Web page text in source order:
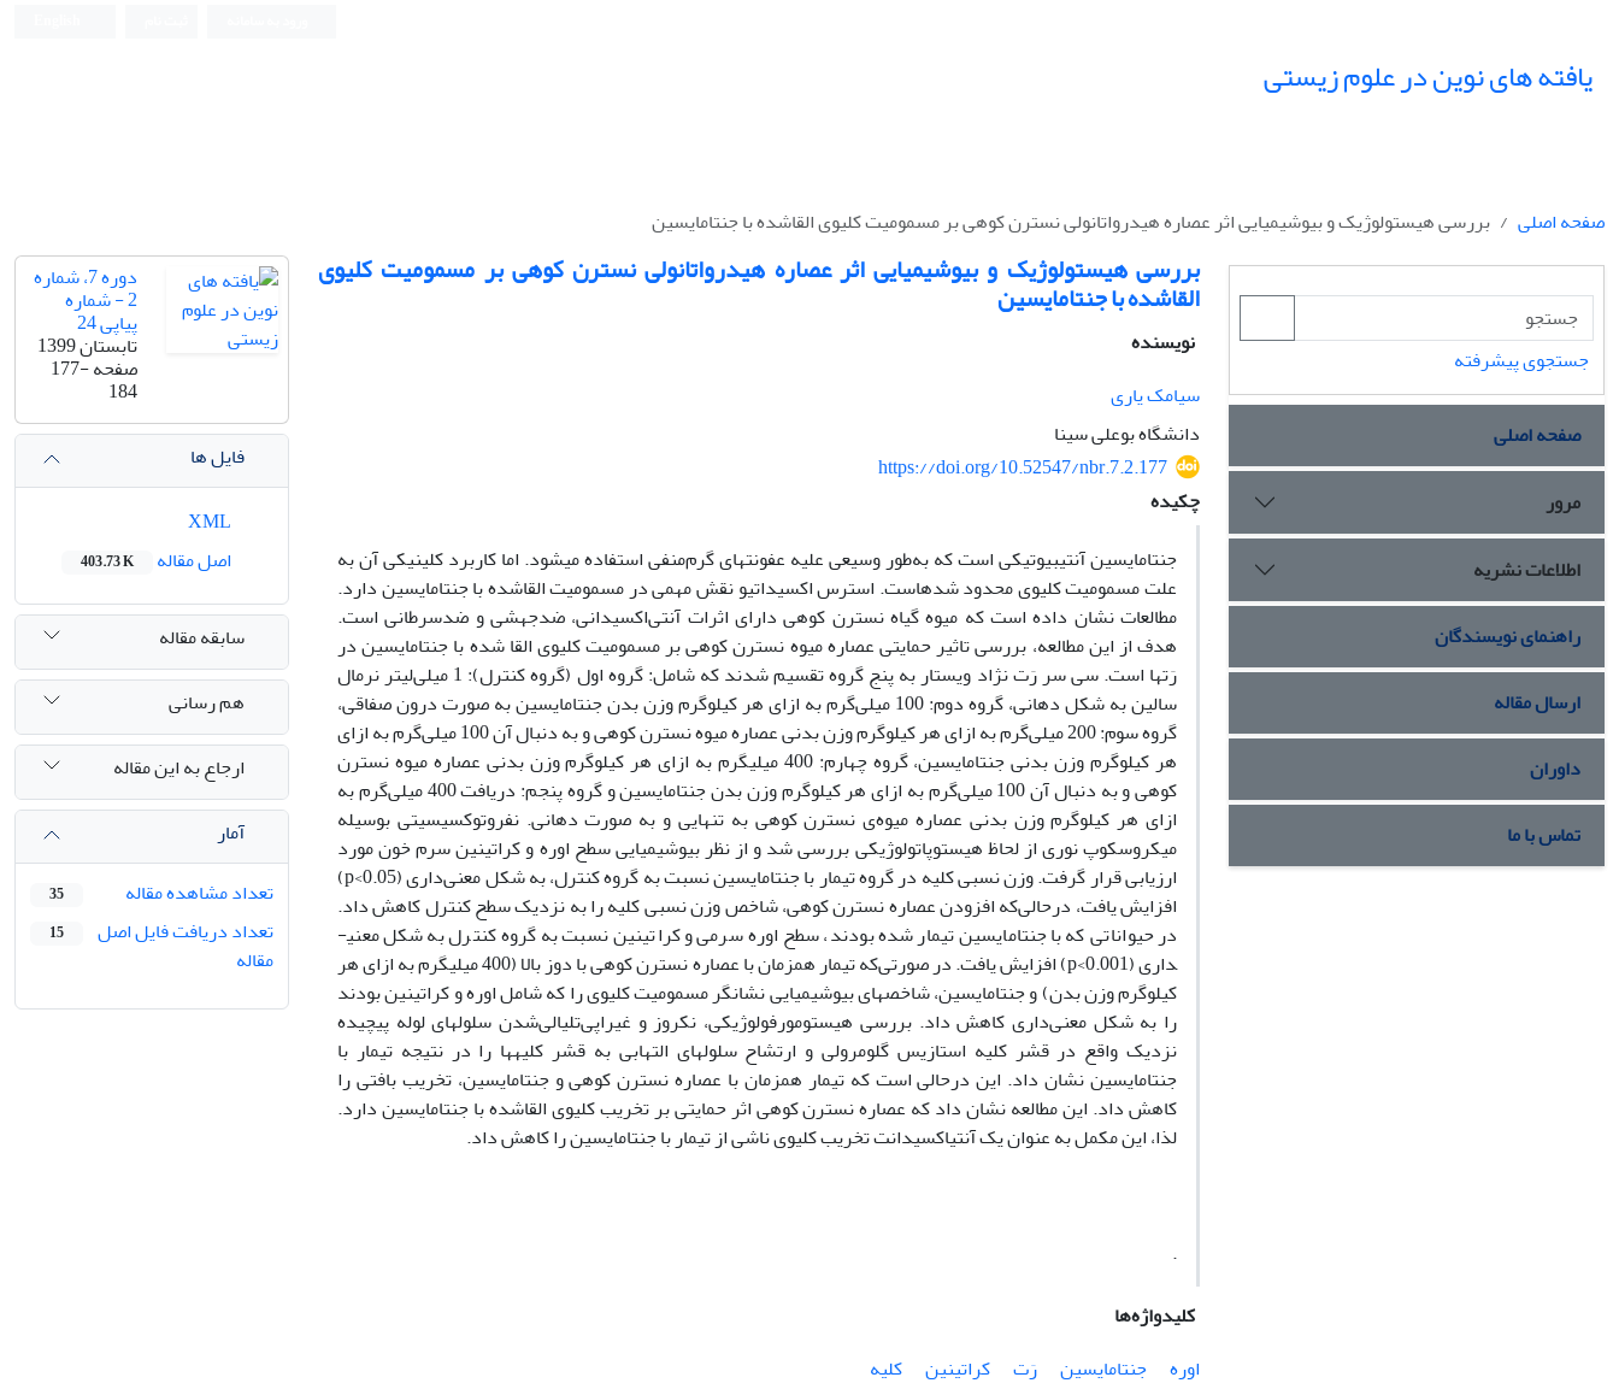
یافته های نوین در علوم زیستی
صفحه اصلی بررسی هیستولوژیک و بیوشیمیایی اثر عصاره هیدرواتانولی نسترن کوهی بر مسمومیت کلیوی القاشده با جنتامایسین
بررسی هیستولوژیک و بیوشیمیایی اثر عصاره هیدرواتانولی نسترن کوهی بر مسمومیت کلیوی
القاشده با جنتامایسین
نویسنده
سیامک یاری
دانشگاه بوعلی سینا
https://doi.org/10.52547/nbr.7.2.177
چکیده
جنتامایسین آنتی­بیوتیکی است که به‌طور وسیعی علیه عفونت­های گرم‌منفی استفاده می­شود. اما کاربرد کلینیکی آن به
علت مسمومیت کلیوی محدود شده­است. استرس اکسیداتیو نقش مهمی در مسمومیت القاشده با جنتامایسین دارد.
مطالعات نشان داده است که میوه گیاه نسترن کوهی دارای اثرات آنتی‌اکسیدانی، ضدجهشی و ضدسرطانی است.
هدف از این مطالعه، بررسی تاثیر حمایتی عصاره‌ میوه نسترن کوهی بر مسمومیت کلیوی القا شده با جنتامایسین در
رَت­ها است. سی سر رَت نژاد ویستار به پنج گروه تقسیم شدند که شامل: گروه اول (گروه کنترل): 1 میلی‌لیتر نرمال
سالین به شکل دهانی، گروه دوم: 100 میلی‌گرم به ازای هر کیلوگرم وزن بدن جنتامایسین به صورت درون صفاقی،
گروه سوم: 200 میلی‌گرم به ازای هر کیلوگرم وزن بدنی عصاره میوه نسترن کوهی و به دنبال آن 100 میلی‌گرم به ازای
هر کیلوگرم وزن بدنی جنتامایسین، گروه چهارم: 400 میلی­گرم به ازای هر کیلوگرم وزن بدنی عصاره میوه نسترن
کوهی و به دنبال آن 100 میلی‌گرم به ازای هر کیلوگرم وزن بدن جنتامایسین و گروه پنجم: دریافت 400 میلی‌گرم به
ازای هر کیلوگرم وزن بدنی عصاره میوه‌ی نسترن کوهی به تنهایی و به صورت دهانی. نفروتوکسیسیتی بوسیله
میکروسکوپ نوری از لحاظ هیستوپاتولوژیکی بررسی شد و از نظر بیوشیمیایی سطح اوره و کراتینین سرم خون مورد
ارزیابی قرار گرفت. وزن نسبی کلیه در گروه تیمار با جنتامایسین نسبت به گروه کنترل، به شکل معنی‌داری (p<0.05
)
افزایش یافت، درحالی‌که افزودن عصاره نسترن کوهی، شاخص وزن نسبی کلیه را به نزدیک سطح کنترل کاهش داد.
در حیواناتی که با جنتامایسین تیمار شده بودند، سطح اوره سرمی و کراتینین نسبت به گروه کنترل به شکل معنی­
داری (p<0.001
) افزایش یافت. در صورتی‌که تیمار همزمان با عصاره نسترن کوهی با دوز بالا (400 میلی­گرم به ازای هر
کیلوگرم وزن بدن) و جنتامایسین، شاخص­های بیوشیمیایی نشانگر مسمومیت کلیوی را که شامل اوره و کراتینین بودند
را به شکل معنی‌داری کاهش داد. بررسی هیستومورفولوژیکی، نکروز و غیراپی‌تلیالی‌شدن سلول­های لوله پیچیده
نزدیک واقع در قشر کلیه استازیس گلومرولی و ارتشاح سلول­های التهابی به قشر کلیه­ها را در نتیجه تیمار با
جنتامایسین نشان داد. این درحالی است که تیمار همزمان با عصاره نسترن کوهی و جنتامایسین، تخریب بافتی را
کاهش داد. این مطالعه نشان داد که عصاره نسترن کوهی اثر حمایتی بر تخریب کلیوی القاشده با جنتامایسین دارد.
لذا، این مکمل به عنوان یک آنتی­اکسیدانت تخریب کلیوی ناشی از تیمار با جنتامایسین را کاهش داد.
.
کلیدواژه‌ها
اوره
جنتامایسین رَت کراتینین
کلیه
دوره 7، شماره
2 - شماره
پیاپی 24
تابستان 1399
صفحه177-
184
فایل ها
اصل مقاله
403.73 K
سابقه مقاله
هم رسانی
ارجاع به این مقاله
آمار
تعداد مشاهده مقاله
35
تعداد دریافت فایل اصل
مقاله
15
جستجوی پیشرفته
صفحه اصلی
مرور
اطلاعات نشریه
راهنمای نویسندگان
ارسال مقاله
داوران
تماس با ما